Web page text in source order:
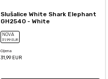
Slušalice White Shark Elephant
GH2540 - White
NOVA
31,99 EUR
Cijena
31,99 EUR